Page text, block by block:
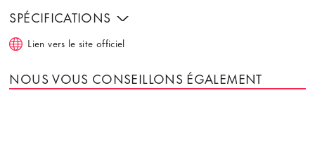
SPÉCIFICATIONS
Lien vers le site officiel
NOUS VOUS CONSEILLONS ÉGALEMENT